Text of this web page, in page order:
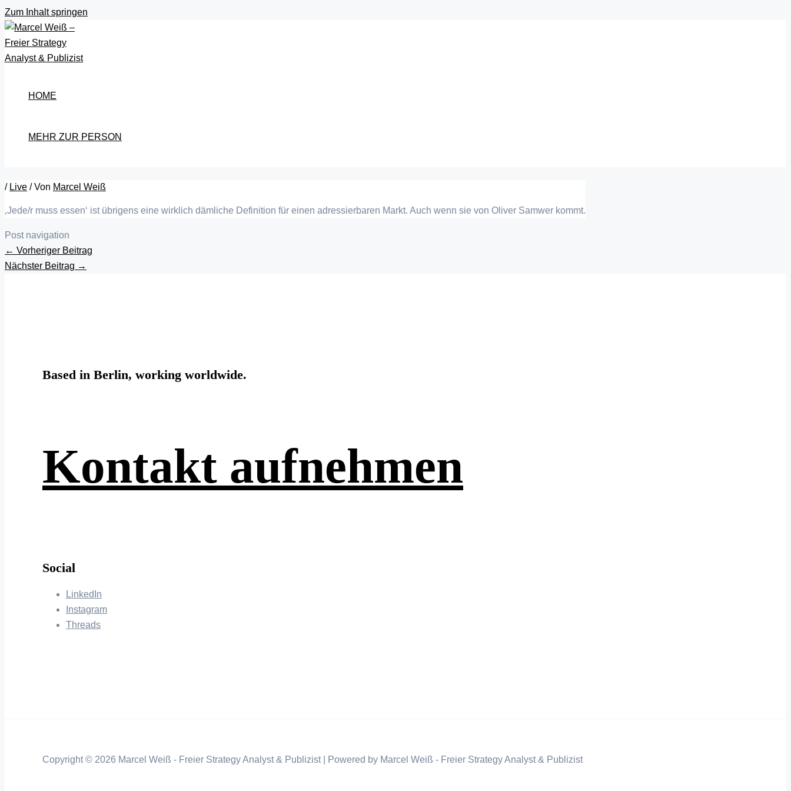
Zum Inhalt springen
HOME
MEHR ZUR PERSON
/ Live / Von Marcel Weiß
‚Jede/r muss essen‘ ist übrigens eine wirklich dämliche Definition für einen adressierbaren Markt. Auch wenn sie von Oliver Samwer kommt.
Post navigation
← Vorheriger Beitrag
Nächster Beitrag →
Based in Berlin, working worldwide.
Kontakt aufnehmen
Social
LinkedIn
Instagram
Threads
Copyright © 2026 Marcel Weiß - Freier Strategy Analyst & Publizist | Powered by Marcel Weiß - Freier Strategy Analyst & Publizist